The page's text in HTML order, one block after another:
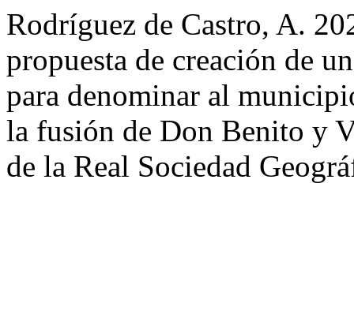
Rodríguez de Castro, A.
propuesta de creación de
para denominar al
la fusión de Don Benito y
de la Real Sociedad